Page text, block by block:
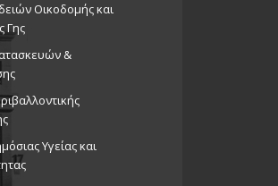
για
Οικοδομής και
Γης
&
Υγείας και